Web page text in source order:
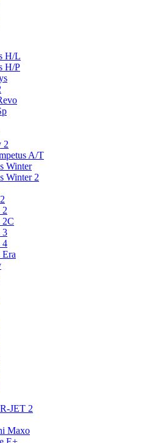
H/L
H/P
2
A/T
Winter
Winter 2
2
3
4
JET 2
Maxo